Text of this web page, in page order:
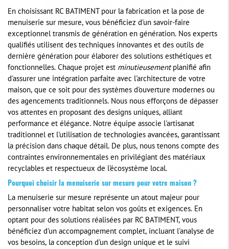
En choisissant RC BATIMENT pour la fabrication et la pose de
menuiserie sur mesure, vous bénéficiez d'un savoir-faire
exceptionnel transmis de génération en génération. Nos experts
qualifiés utilisent des techniques innovantes et des outils de
dernière génération pour élaborer des solutions esthétiques et
fonctionnelles. Chaque projet est minutieusementplanifié afin
d'assurer une intégration parfaite avec l'architecture de votre
maison, que ce soit pour des systèmes d'ouverture modernes ou
des agencements traditionnels. Nous nous efforçons de dépasser
vos attentes en proposant des designs uniques, alliant
performance et élégance. Notre équipe associe l'artisanat
traditionnel et l'utilisation de technologies avancées, garantissant
la précision dans chaque détail. De plus, nous tenons compte des
contraintes environnementales en privilégiant des matériaux
recyclables et respectueux de l'écosystème local.
Pourquoi choisir la menuiserie sur mesure pour votre maison ?
La menuiserie sur mesure représente un atout majeur pour
personnaliser votre habitat selon vos goûts et exigences. En
optant pour des solutions réalisées par RC BATIMENT, vous
bénéficiez d'un accompagnement complet, incluant l'analyse de
vos besoins, la conception d'un design unique et le suivi